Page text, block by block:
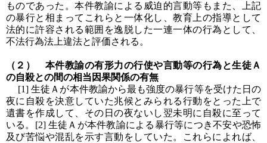
ものであった。本件教諭による威迫的言動等もまた、上記
の暴行と相まってこれらと一体化し、教育上の指導として
法的に許容される範囲を逸脱した一連一体の行為として、
不法行為法上違法と評価される。
（２） 本件教諭の有形力の行使や言動等の行為と生徒Ａ
の自殺との間の相当因果関係の有無
[1] 生徒Ａが本件教諭から最も強度の暴行等を受けた日の
夜に自殺を決意していた兆候とみられる行動をとった上で
遺書を作成して、その日の夜ないし翌未明に自殺に至って
いる。[2] 生徒Ａが本件教諭による暴行等につき不安や恐怖
及び苦悩や混乱を示す言動をしていた。これらによれば、